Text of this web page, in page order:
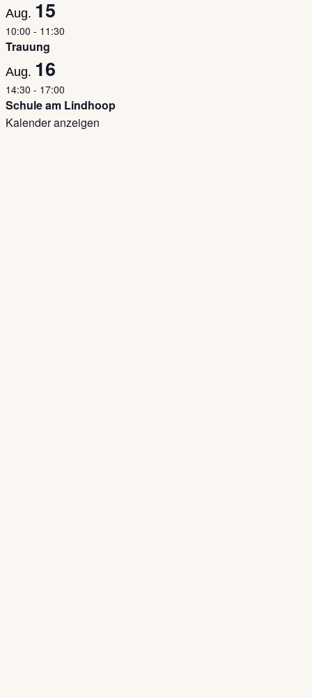
Aug. 15
10:00 - 11:30
Trauung
Aug. 16
14:30 - 17:00
Schule am Lindhoop
Kalender anzeigen